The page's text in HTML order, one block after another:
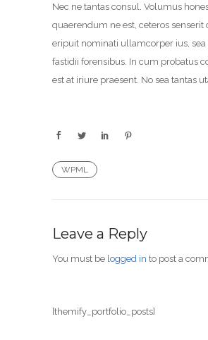
Nec ne tantas consul. Volumus
quaerendum ne est, ceteros senserit
eripuit nominati ullamcorper ius, sea
fastidii forensibus. In cum probatus
est at iriure praesent. No sea tantas
WPML
Leave a Reply
You must be logged in to post a
[themify_portfolio_posts]